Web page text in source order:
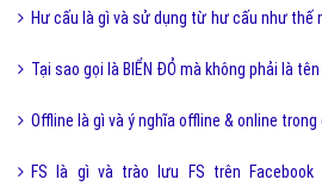
Hư cấu là gì và sử dụng từ hư cấu như thế
Tại sao gọi là BIỂN ĐỎ mà không phải là
Offline là gì và ý nghĩa offline & online trong
FS là gì và trào lưu FS trên